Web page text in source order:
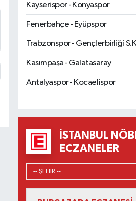
Kayserispor - Konyaspor
Fenerbahçe - Eyüpspor
Trabzonspor - Gençlerbirliği
Kasımpaşa - Galatasaray
Antalyaspor - Kocaelispor
İSTANBUL
ECZANELER